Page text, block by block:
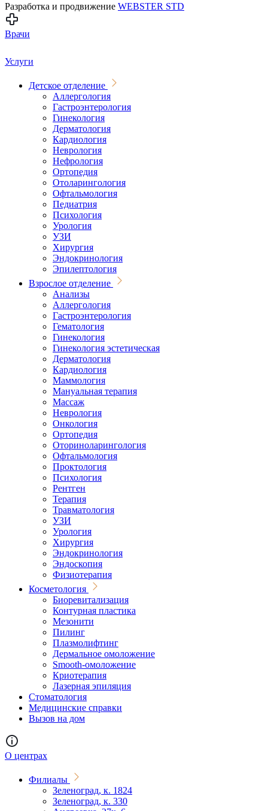
Разработка и продвижение WEBSTER STD
Врачи
Услуги
Детское отделение
Аллергология
Гастроэнтерология
Гинекология
Дерматология
Кардиология
Неврология
Нефрология
Ортопедия
Отоларингология
Офтальмология
Педиатрия
Психология
Урология
УЗИ
Хирургия
Эндокринология
Эпилептология
Взрослое отделение
Анализы
Аллергология
Гастроэнтерология
Гематология
Гинекология
Гинекология эстетическая
Дерматология
Кардиология
Маммология
Мануальная терапия
Массаж
Неврология
Онкология
Ортопедия
Оториноларингология
Офтальмология
Проктология
Психология
Рентген
Терапия
Травматология
УЗИ
Урология
Хирургия
Эндокринология
Эндоскопия
Физиотерапия
Косметология
Биоревитализация
Контурная пластика
Мезонити
Пилинг
Плазмолифтинг
Дермальное омоложение
Smooth-омоложение
Криотерапия
Лазерная эпиляция
Стоматология
Медицинские справки
Вызов на дом
О центрах
Филиалы
Зеленоград, к. 1824
Зеленоград, к. 330